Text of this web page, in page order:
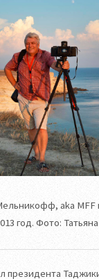
aka MFF
год. Фото:
президента